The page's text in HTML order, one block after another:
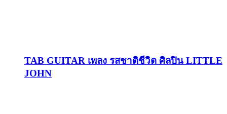
TAB GUITAR เพลง รสชาติชีวิต ศิลปิน LITTLE
JOHN